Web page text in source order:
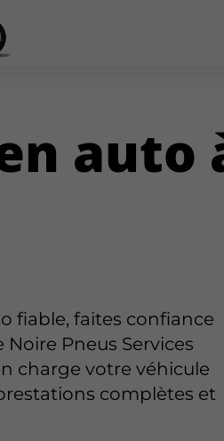
auto
fiable, faites confiance
Pneus Services
charge votre véhicule
complètes et